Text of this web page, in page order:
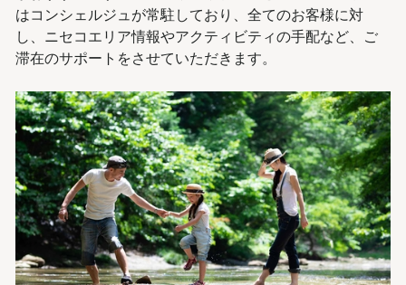
はコンシェルジュが常駐しており、全てのお客様に対
し、ニセコエリア情報やアクティビティの手配など、ご
滞在のサポートをさせていただきます。